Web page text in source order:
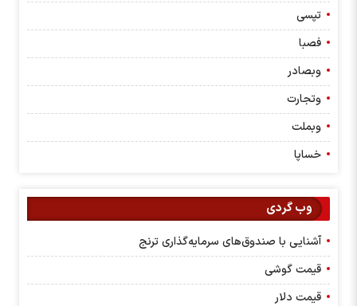
تپسی
فصبا
وبصادر
وتجارت
وبملت
خساپا
وب گردی
آشنایی با صندوق‌های سرمایه‌گذاری ترنج
قیمت گوشی
قیمت دلار